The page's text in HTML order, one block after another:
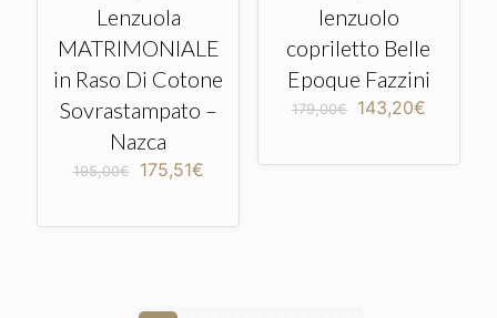
Lenzuola
MATRIMONIALE
in Raso Di Cotone
Sovrastampato –
Nazca
195,00€
Il
era:
175,51€Il
è:
lenzuolo
copriletto Belle
Epoque Fazzini
179,00€
Il
era:
143,20€Il
è: